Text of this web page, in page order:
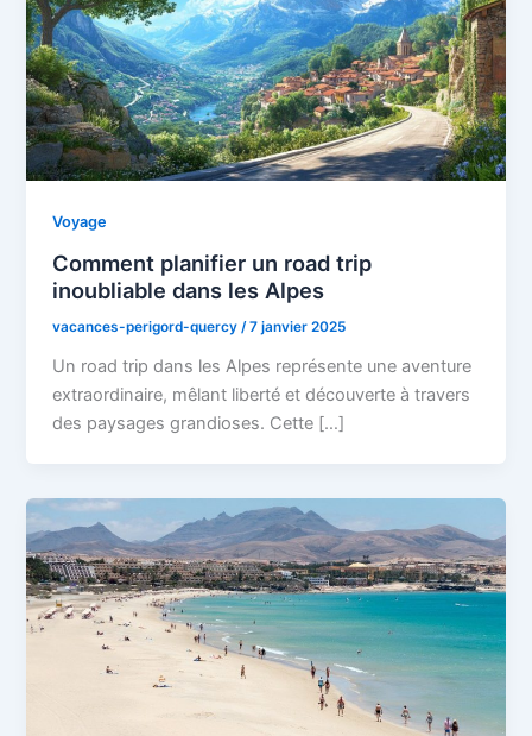
Voyage
Comment planifier un road trip
inoubliable dans les Alpes
vacances-perigord-quercy/7 janvier 2025
Un road trip dans les Alpes représente une aventure
extraordinaire, mêlant liberté et découverte à travers
des paysages grandioses. Cette […]